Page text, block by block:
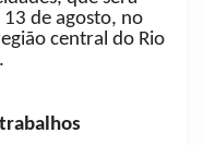
de agosto, no
central do Rio